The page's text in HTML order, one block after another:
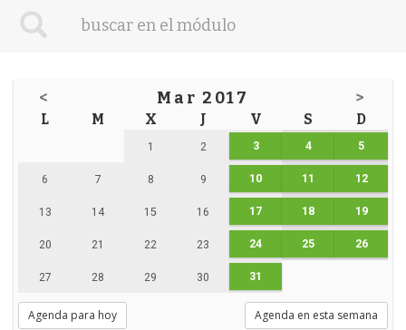
< Mar 2017 >
L M X J V S D
1 2 3 4 5
6 7 8 9 10 11 12
13 14 15 16 17 18 19
20 21 22 23 24 25 26
27 28 29 30 31
Agenda para hoy Agenda en esta semana